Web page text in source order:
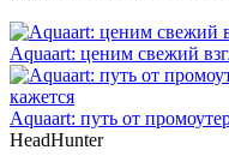
Aquaart: ценим свежий
Aquaart: путь от
HeadHunter